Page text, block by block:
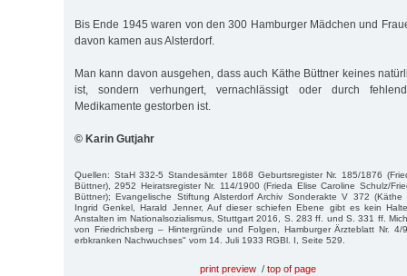
Bis Ende 1945 waren von den 300 Hamburger Mädchen und
davon kamen aus Alsterdorf.
Man kann davon ausgehen, dass auch Käthe Büttner keines
ist, sondern verhungert, vernachlässigt oder durch
Medikamente gestorben ist.
© Karin Gutjahr
Quellen: StaH 332-5 Standesämter 1868 Geburtsregister Nr. 185/1876
Büttner), 2952 Heiratsregister Nr. 114/1900 (Frieda Elise Caroline Schulz/
Büttner); Evangelische Stiftung Alsterdorf Archiv Sonderakte V 372 (Käthe
Ingrid Genkel, Harald Jenner, Auf dieser schiefen Ebene gibt es kein
Anstalten im Nationalsozialismus, Stuttgart 2016, S. 283 ff. und S. 331 ff.
von Friedrichsberg – Hintergründe und Folgen, Hamburger Ärzteblatt Nr.
erbkranken Nachwuchses" vom 14. Juli 1933 RGBl. I, Seite 529.
print preview / top of page